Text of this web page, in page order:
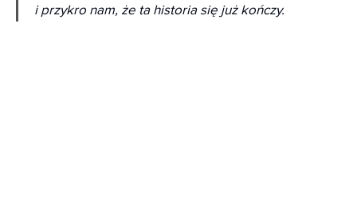
i przykro nam, że ta historia się już kończy.